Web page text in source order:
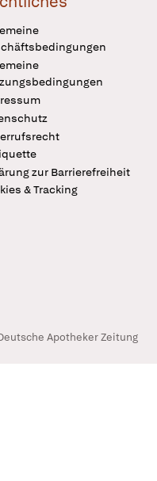
zur Barrierefreiheit
& Tracking
Apotheker Zeitung